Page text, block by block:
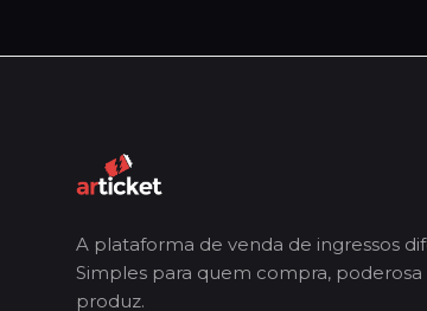
A plataforma de venda de ingressos
Simples para quem compra,
produz.